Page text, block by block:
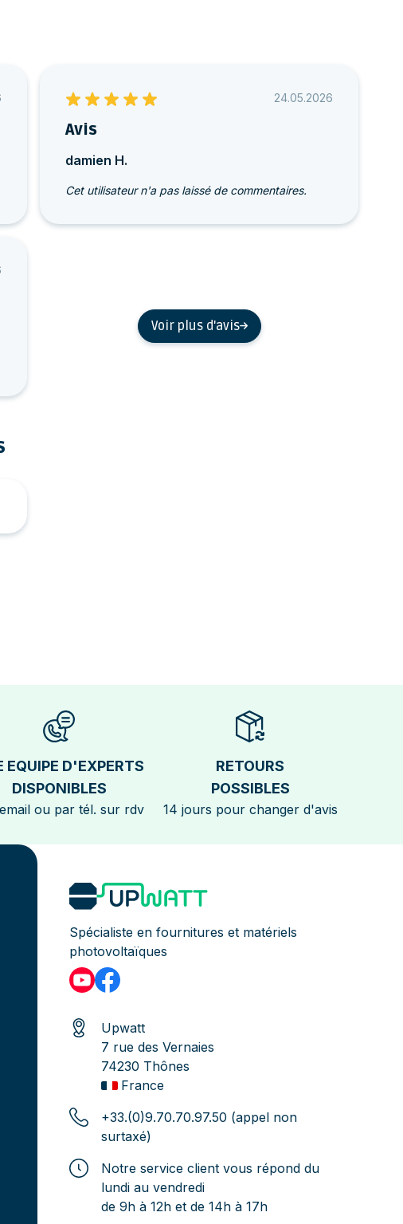
24.05.2026
Avis
damien H.
Cet utilisateur n'a pas laissé de commentaires.
Voir plus d'avis
EQUIPE D'EXPERTS
DISPONIBLES
ou par tél. sur rdv
RETOURS
POSSIBLES
14 jours pour changer d'avis
Spécialiste en fournitures et matériels
photovoltaïques
Upwatt
7 rue des Vernaies
74230 Thônes
France
+33.(0)9.70.70.97.50 (appel non
surtaxé)
Notre service client vous répond du
lundi au vendredi
de 9h à 12h et de 14h à 17h